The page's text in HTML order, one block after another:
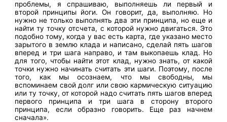
проблемы, я спрашиваю, выполняешь ли первый и
второй принципы йоги. Он говорит, да, выполняю. Но
нужно не только выполнять два эти принципа, но еще и
найти ту точку отсчета, с которой нужно двигаться. Это
подобно тому, когда у вас есть карта, где указано место
зарытого в землю клада и написано, сделай пять шагов
вперед и три шага направо, и там выкопаешь клад. Но
для того, чтобы найти этот клад, нужно знать, от какой
точки нужно начинать считать эти шаги. Поэтому, после
того, как мы осознаем, что мы свободны, мы
вспоминаем свой долг или свою кармическую ситуацию
или ту точку, от которой надо считать пять шагов вперед
первого принципа и три шага в сторону второго
принципа, если образно говорить. Еще раз начнем
сначала».